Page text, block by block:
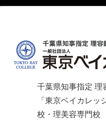
千葉県知事指定 理
「東京ベイカレ
校・理美容専門校